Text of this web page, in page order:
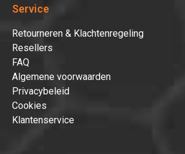
Service
Retourneren & Klachtenregeling
Resellers
FAQ
Algemene voorwaarden
Privacybeleid
Cookies
Klantenservice